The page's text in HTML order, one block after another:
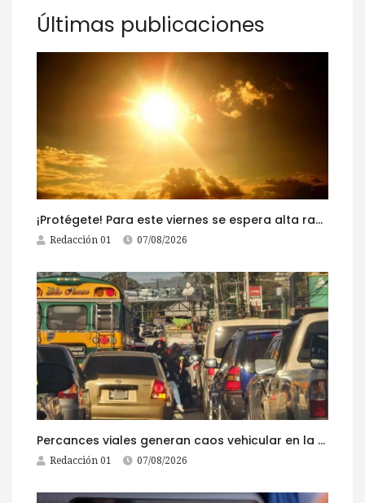
Últimas publicaciones
¡Protégete! Para este viernes se espera alta radiación solar
Redacción 01 07/08/2026
Percances viales generan caos vehicular en la ruta al Pacífico este viernes
Redacción 01 07/08/2026